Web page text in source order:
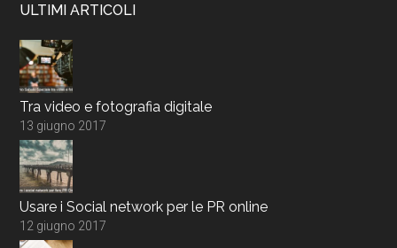
ULTIMI ARTICOLI
Tra video e fotografia digitale
13 giugno 2017
Usare i Social network per le PR online
12 giugno 2017